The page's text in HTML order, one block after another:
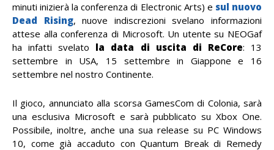
minuti inizierà la conferenza di Electronic Arts) e sul nuovo
Dead Rising, nuove indiscrezioni svelano informazioni
attese alla conferenza di Microsoft. Un utente su NEOGaf
ha infatti svelato la data di uscita di ReCore: 13
settembre in USA, 15 settembre in Giappone e 16
settembre nel nostro Continente.
Il gioco, annunciato alla scorsa GamesCom di Colonia, sarà
una esclusiva Microsoft e sarà pubblicato su Xbox One.
Possibile, inoltre, anche una sua release su PC Windows
10, come già accaduto con Quantum Break di Remedy